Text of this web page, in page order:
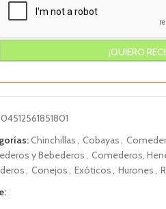
04512561851801
Chinchillas, Cobayas,
y Bebederos, Comederos,
, Conejos, Exóticos, Hurones,